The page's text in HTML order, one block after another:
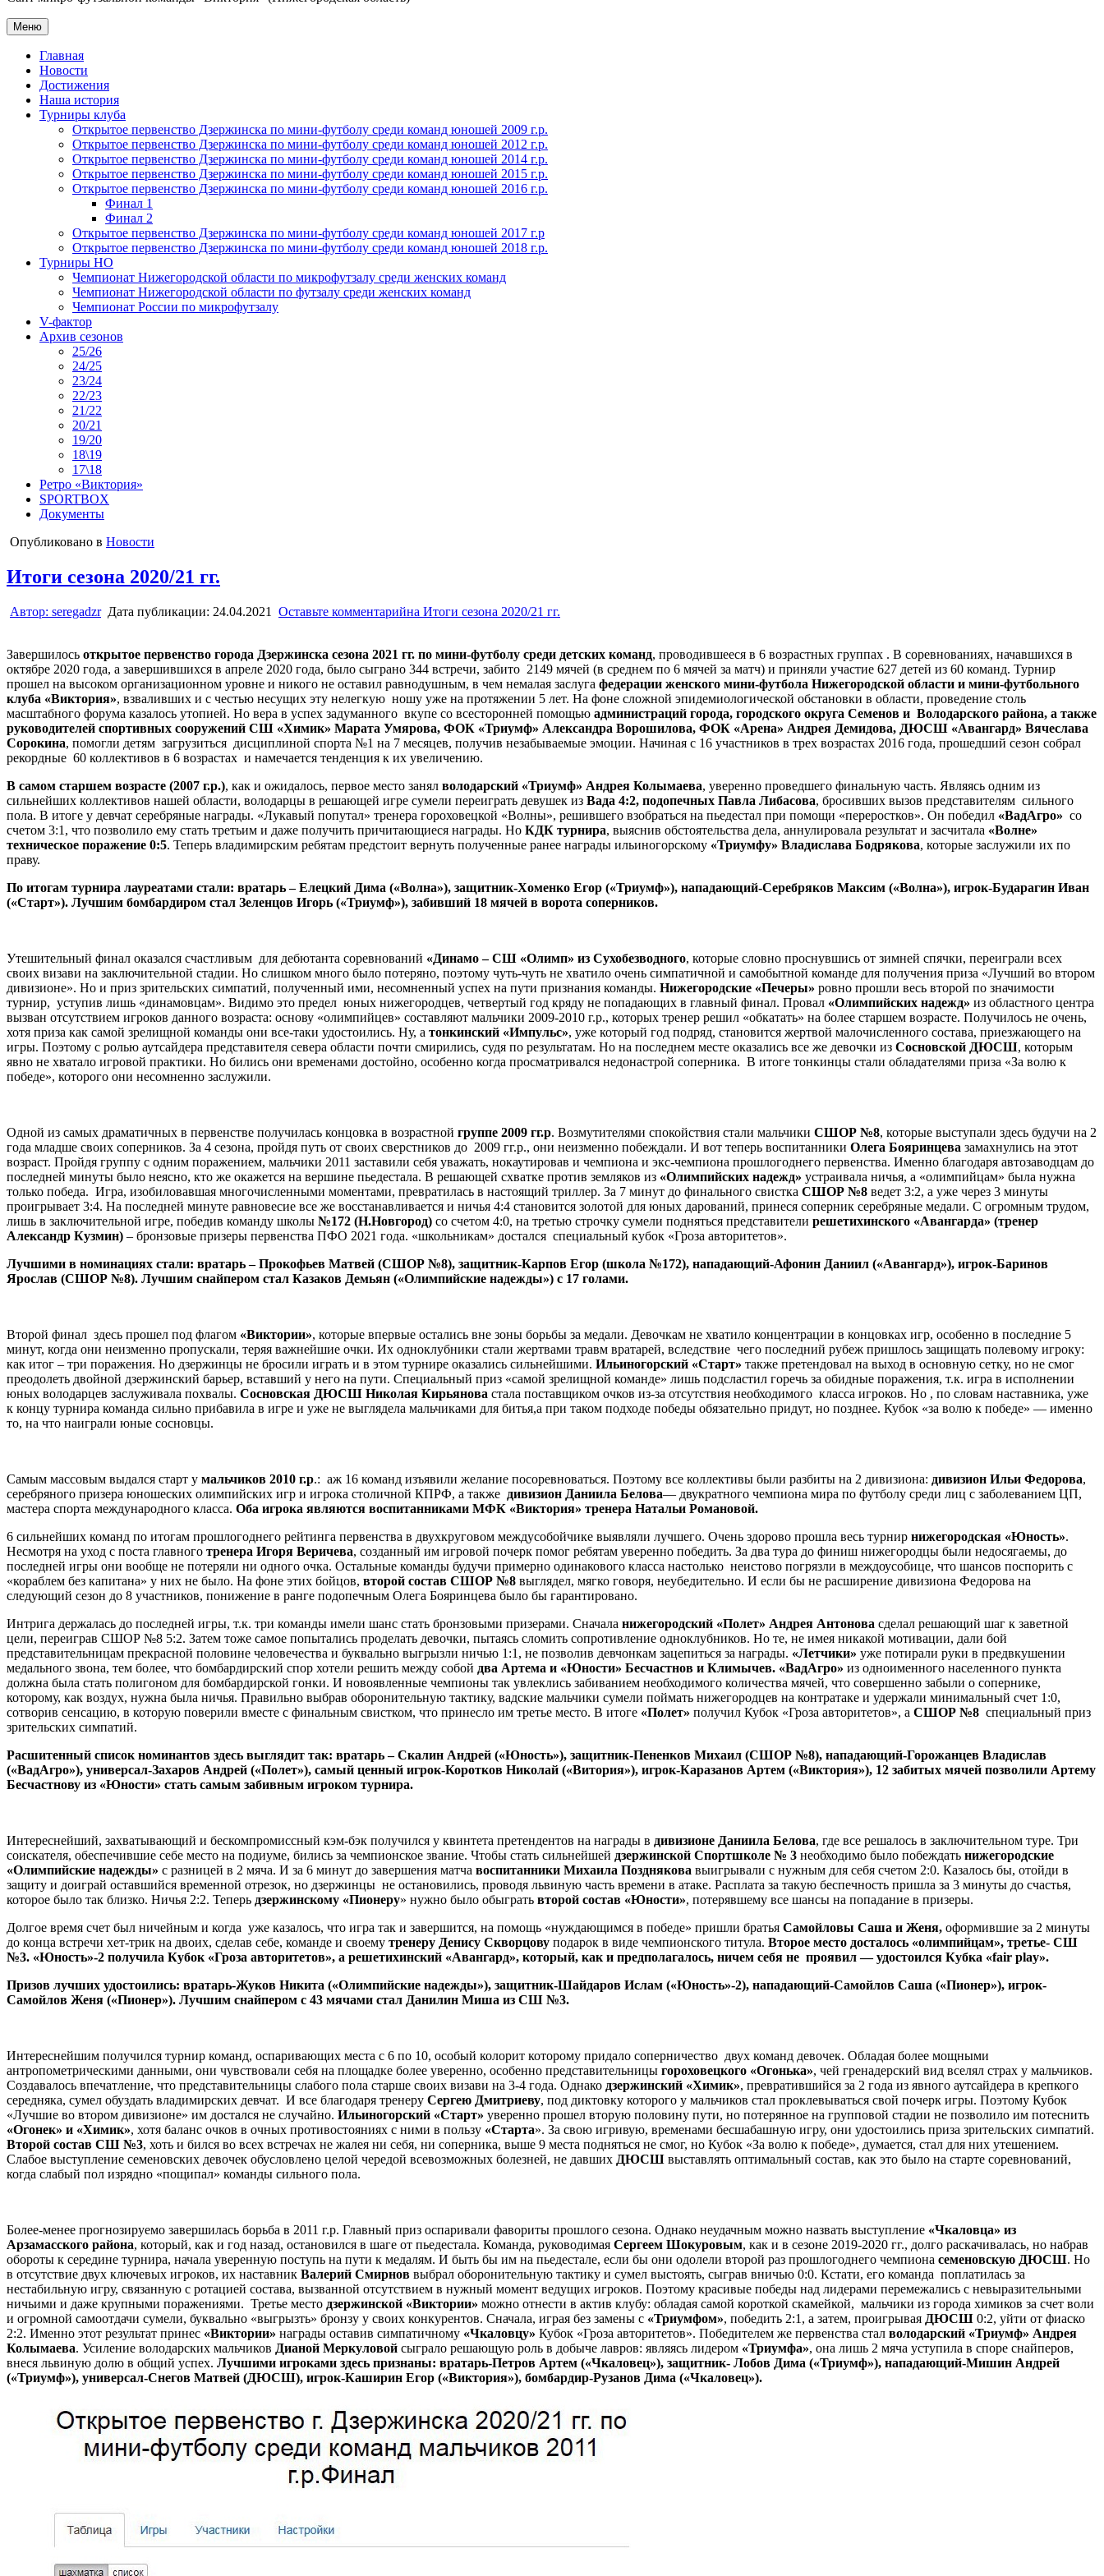
Меню
Главная
Новости
Достижения
Наша история
Турниры клуба
Открытое первенство Дзержинска по мини-футболу среди команд юношей 2009 г.р.
Открытое первенство Дзержинска по мини-футболу среди команд юношей 2012 г.р.
Открытое первенство Дзержинска по мини-футболу среди команд юношей 2014 г.р.
Открытое первенство Дзержинска по мини-футболу среди команд юношей 2015 г.р.
Открытое первенство Дзержинска по мини-футболу среди команд юношей 2016 г.р.
Финал 1
Финал 2
Открытое первенство Дзержинска по мини-футболу среди команд юношей 2017 г.р
Открытое первенство Дзержинска по мини-футболу среди команд юношей 2018 г.р.
Турниры НО
Чемпионат Нижегородской области по микрофутзалу среди женских команд
Чемпионат Нижегородской области по футзалу среди женских команд
Чемпионат России по микрофутзалу
V-фактор
Архив сезонов
25/26
24/25
23/24
22/23
21/22
20/21
19/20
18\19
17\18
Ретро «Виктория»
SPORTBOX
Документы
Опубликовано в Новости
Итоги сезона 2020/21 гг.
Автор: seregadzr Дата публикации: 24.04.2021 Оставьте комментарийна Итоги сезона 2020/21 гг.
Завершилось открытое первенство города Дзержинска сезона 2021 гг. по мини-футболу среди детских команд, проводившееся в 6 возрастных группах . В соревнованиях, начавшихся в
октябре 2020 года, а завершившихся в апреле 2020 года, было сыграно 344 встречи, забито 2149 мячей (в среднем по 6 мячей за матч) и приняли участие 627 детей из 60 команд. Турнир
прошел на высоком организационном уровне и никого не оставил равнодушным, в чем немалая заслуга федерации женского мини-футбола Нижегородской области и мини-футбольного
клуба «Виктория», взваливших и с честью несущих эту нелегкую ношу уже на протяжении 5 лет. На фоне сложной эпидемиологической обстановки в области, проведение столь
масштабного форума казалось утопией. Но вера в успех задуманного вкупе со всесторонней помощью администраций города, городского округа Семенов и Володарского района, а также
руководителей спортивных сооружений СШ «Химик» Марата Умярова, ФОК «Триумф» Александра Ворошилова, ФОК «Арена» Андрея Демидова, ДЮСШ «Авангард» Вячеслава
Сорокина, помогли детям загрузиться дисциплиной спорта №1 на 7 месяцев, получив незабываемые эмоции. Начиная с 16 участников в трех возрастах 2016 года, прошедший сезон собрал
рекордные 60 коллективов в 6 возрастах и намечается тенденция к их увеличению.
В самом старшем возрасте (2007 г.р.), как и ожидалось, первое место занял володарский «Триумф» Андрея Колымаева, уверенно проведшего финальную часть. Являясь одним из
сильнейших коллективов нашей области, володарцы в решающей игре сумели переиграть девушек из Вада 4:2, подопечных Павла Либасова, бросивших вызов представителям сильного
пола. В итоге у девчат серебряные награды. «Лукавый попутал» тренера гороховецкой «Волны», решившего взобраться на пьедестал при помощи «переростков». Он победил «ВадАгро» со
счетом 3:1, что позволило ему стать третьим и даже получить причитающиеся награды. Но КДК турнира, выяснив обстоятельства дела, аннулировала результат и засчитала «Волне»
техническое поражение 0:5. Теперь владимирским ребятам предстоит вернуть полученные ранее награды ильиногорскому «Триумфу» Владислава Бодрякова, которые заслужили их по
праву.
По итогам турнира лауреатами стали: вратарь – Елецкий Дима («Волна»), защитник-Хоменко Егор («Триумф»), нападающий-Серебряков Максим («Волна»), игрок-Бударагин Иван
(«Старт»). Лучшим бомбардиром стал Зеленцов Игорь («Триумф»), забивший 18 мячей в ворота соперников.
Утешительный финал оказался счастливым для дебютанта соревнований «Динамо – СШ «Олимп» из Сухобезводного, которые словно проснувшись от зимней спячки, переиграли всех
своих визави на заключительной стадии. Но слишком много было потеряно, поэтому чуть-чуть не хватило очень симпатичной и самобытной команде для получения приза «Лучший во втором
дивизионе». Но и приз зрительских симпатий, полученный ими, несомненный успех на пути признания команды. Нижегородские «Печеры» ровно прошли весь второй по значимости
турнир, уступив лишь «динамовцам». Видимо это предел юных нижегородцев, четвертый год кряду не попадающих в главный финал. Провал «Олимпийских надежд» из областного центра
вызван отсутствием игроков данного возраста: основу «олимпийцев» составляют мальчики 2009-2010 г.р., которых тренер решил «обкатать» на более старшем возрасте. Получилось не очень,
хотя приза как самой зрелищной команды они все-таки удостоились. Ну, а тонкинский «Импульс», уже который год подряд, становится жертвой малочисленного состава, приезжающего на
игры. Поэтому с ролью аутсайдера представителя севера области почти смирились, судя по результатам. Но на последнем месте оказались все же девочки из Сосновской ДЮСШ, которым
явно не хватало игровой практики. Но бились они временами достойно, особенно когда просматривался недонастрой соперника. В итоге тонкинцы стали обладателями приза «За волю к
победе», которого они несомненно заслужили.
Одной из самых драматичных в первенстве получилась концовка в возрастной группе 2009 гг.р. Возмутителями спокойствия стали мальчики СШОР №8, которые выступали здесь будучи на 2
года младше своих соперников. За 4 сезона, пройдя путь от своих сверстников до 2009 гг.р., они неизменно побеждали. И вот теперь воспитанники Олега Бояринцева замахнулись на этот
возраст. Пройдя группу с одним поражением, мальчики 2011 заставили себя уважать, нокаутировав и чемпиона и экс-чемпиона прошлогоднего первенства. Именно благодаря автозаводцам до
последней минуты было неясно, кто же окажется на вершине пьедестала. В решающей схватке против земляков из «Олимпийских надежд» устраивала ничья, а «олимпийцам» была нужна
только победа. Игра, изобиловавшая многочисленными моментами, превратилась в настоящий триллер. За 7 минут до финального свистка СШОР №8 ведет 3:2, а уже через 3 минуты
проигрывает 3:4. На последней минуте равновесие все же восстанавливается и ничья 4:4 становится золотой для юных дарований, принеся соперник серебряные медали. С огромным трудом,
лишь в заключительной игре, победив команду школы №172 (Н.Новгород) со счетом 4:0, на третью строчку сумели подняться представители решетихинского «Авангарда» (тренер
Александр Кузмин) – бронзовые призеры первенства ПФО 2021 года. «школьникам» достался специальный кубок «Гроза авторитетов».
Лучшими в номинациях стали: вратарь – Прокофьев Матвей (СШОР №8), защитник-Карпов Егор (школа №172), нападающий-Афонин Даниил («Авангард»), игрок-Баринов
Ярослав (СШОР №8). Лучшим снайпером стал Казаков Демьян («Олимпийские надежды») с 17 голами.
Второй финал здесь прошел под флагом «Виктории», которые впервые остались вне зоны борьбы за медали. Девочкам не хватило концентрации в концовках игр, особенно в последние 5
минут, когда они неизменно пропускали, теряя важнейшие очки. Их одноклубники стали жертвами травм вратарей, вследствие чего последний рубеж пришлось защищать полевому игроку:
как итог – три поражения. Но дзержинцы не бросили играть и в этом турнире оказались сильнейшими. Ильиногорский «Старт» также претендовал на выход в основную сетку, но не смог
преодолеть двойной дзержинский барьер, вставший у него на пути. Специальный приз «самой зрелищной команде» лишь подсластил горечь за обидные поражения, т.к. игра в исполнении
юных володарцев заслуживала похвалы. Сосновская ДЮСШ Николая Кирьянова стала поставщиком очков из-за отсутствия необходимого класса игроков. Но , по словам наставника, уже
к концу турнира команда сильно прибавила в игре и уже не выглядела мальчиками для битья,а при таком подходе победы обязательно придут, но позднее. Кубок «за волю к победе» — именно
то, на что наиграли юные сосновцы.
Самым массовым выдался старт у мальчиков 2010 г.р.: аж 16 команд изъявили желание посоревноваться. Поэтому все коллективы были разбиты на 2 дивизиона: дивизион Ильи Федорова,
серебряного призера юношеских олимпийских игр и игрока столичной КПРФ, а также дивизион Даниила Белова— двукратного чемпиона мира по футболу среди лиц с заболеванием ЦП,
мастера спорта международного класса. Оба игрока являются воспитанниками МФК «Виктория» тренера Натальи Романовой.
6 сильнейших команд по итогам прошлогоднего рейтинга первенства в двухкруговом междусобойчике выявляли лучшего. Очень здорово прошла весь турнир нижегородская «Юность».
Несмотря на уход с поста главного тренера Игоря Веричева, созданный им игровой почерк помог ребятам уверенно победить. За два тура до финиш нижегородцы были недосягаемы, до
последней игры они вообще не потеряли ни одного очка. Остальные команды будучи примерно одинакового класса настолько неистово погрязли в междоусобице, что шансов поспорить с
«кораблем без капитана» у них не было. На фоне этих бойцов, второй состав СШОР №8 выглядел, мягко говоря, неубедительно. И если бы не расширение дивизиона Федорова на
следующий сезон до 8 участников, понижение в ранге подопечным Олега Бояринцева было бы гарантировано.
Интрига держалась до последней игры, т.к. три команды имели шанс стать бронзовыми призерами. Сначала нижегородский «Полет» Андрея Антонова сделал решающий шаг к заветной
цели, переиграв СШОР №8 5:2. Затем тоже самое попытались проделать девочки, пытаясь сломить сопротивление одноклубников. Но те, не имея никакой мотивации, дали бой
представительницам прекрасной половине человечества и буквально выгрызли ничью 1:1, не позволив девчонкам зацепиться за награды. «Летчики» уже потирали руки в предвкушении
медального звона, тем более, что бомбардирский спор хотели решить между собой два Артема и «Юности» Бесчастнов и Климычев. «ВадАгро» из одноименного населенного пункта
должна была стать полигоном для бомбардирской гонки. И новоявленные чемпионы так увлеклись забиванием необходимого количества мячей, что совершенно забыли о сопернике,
которому, как воздух, нужна была ничья. Правильно выбрав оборонительную тактику, вадские мальчики сумели поймать нижегородцев на контратаке и удержали минимальный счет 1:0,
сотворив сенсацию, в которую поверили вместе с финальным свистком, что принесло им третье место. В итоге «Полет» получил Кубок «Гроза авторитетов», а СШОР №8 специальный приз
зрительских симпатий.
Расшитенный список номинантов здесь выглядит так: вратарь – Скалин Андрей («Юность»), защитник-Пененков Михаил (СШОР №8), нападающий-Горожанцев Владислав
(«ВадАгро»), универсал-Захаров Андрей («Полет»), самый ценный игрок-Коротков Николай («Витория»), игрок-Каразанов Артем («Виктория»), 12 забитых мячей позволили Артему
Бесчастнову из «Юности» стать самым забивным игроком турнира.
Интереснейший, захватывающий и бескомпромиссный кэм-бэк получился у квинтета претендентов на награды в дивизионе Даниила Белова, где все решалось в заключительном туре. Три
соискателя, обеспечившие себе место на подиуме, бились за чемпионское звание. Чтобы стать сильнейшей дзержинской Спортшколе № 3 необходимо было побеждать нижегородские
«Олимпийские надежды» с разницей в 2 мяча. И за 6 минут до завершения матча воспитанники Михаила Позднякова выигрывали с нужным для себя счетом 2:0. Казалось бы, отойди в
защиту и доиграй оставшийся временной отрезок, но дзержинцы не остановились, проводя львиную часть времени в атаке. Расплата за такую беспечность пришла за 3 минуты до счастья,
которое было так близко. Ничья 2:2. Теперь дзержинскому «Пионеру» нужно было обыграть второй состав «Юности», потерявшему все шансы на попадание в призеры.
Долгое время счет был ничейным и когда уже казалось, что игра так и завершится, на помощь «нуждающимся в победе» пришли братья Самойловы Саша и Женя, оформившие за 2 минуты
до конца встречи хет-трик на двоих, сделав себе, команде и своему тренеру Денису Скворцову подарок в виде чемпионского титула. Второе место досталось «олимпийцам», третье- СШ
№3. «Юность»-2 получила Кубок «Гроза авторитетов», а решетихинский «Авангард», который, как и предполагалось, ничем себя не проявил — удостоился Кубка «fair play».
Призов лучших удостоились: вратарь-Жуков Никита («Олимпийские надежды»), защитник-Шайдаров Ислам («Юность»-2), нападающий-Самойлов Саша («Пионер»), игрок-
Самойлов Женя («Пионер»). Лучшим снайпером с 43 мячами стал Данилин Миша из СШ №3.
Интереснейшим получился турнир команд, оспаривающих места с 6 по 10, особый колорит которому придало соперничество двух команд девочек. Обладая более мощными
антропометрическими данными, они чувствовали себя на площадке более уверенно, особенно представительницы гороховецкого «Огонька», чей гренадерский вид вселял страх у мальчиков.
Создавалось впечатление, что представительницы слабого пола старше своих визави на 3-4 года. Однако дзержинский «Химик», превратившийся за 2 года из явного аутсайдера в крепкого
середняка, сумел обуздать владимирских девчат. И все благодаря тренеру Сергею Дмитриеву, под диктовку которого у мальчиков стал проклевываться свой почерк игры. Поэтому Кубок
«Лучшие во втором дивизионе» им достался не случайно. Ильиногорский «Старт» уверенно прошел вторую половину пути, но потерянное на групповой стадии не позволило им потеснить
«Огонек» и «Химик», хотя баланс очков в очных противостояниях с ними в пользу «Старта». За свою игривую, временами бесшабашную игру, они удостоились приза зрительских симпатий.
Второй состав СШ №3, хоть и бился во всех встречах не жалея ни себя, ни соперника, выше 9 места подняться не смог, но Кубок «За волю к победе», думается, стал для них утешением.
Слабое выступление семеновских девочек обусловлено целой чередой всевозможных болезней, не давших ДЮСШ выставлять оптимальный состав, как это было на старте соревнований,
когда слабый пол изрядно «пощипал» команды сильного пола.
Более-менее прогнозируемо завершилась борьба в 2011 г.р. Главный приз оспаривали фавориты прошлого сезона. Однако неудачным можно назвать выступление «Чкаловца» из
Арзамасского района, который, как и год назад, остановился в шаге от пьедестала. Команда, руководимая Сергеем Шокуровым, как и в сезоне 2019-2020 гг., долго раскачивалась, но набрав
обороты к середине турнира, начала уверенную поступь на пути к медалям. И быть бы им на пьедестале, если бы они одолели второй раз прошлогоднего чемпиона семеновскую ДЮСШ. Но
в отсутствие двух ключевых игроков, их наставник Валерий Смирнов выбрал оборонительную тактику и сумел выстоять, сыграв вничью 0:0. Кстати, его команда поплатилась за
нестабильную игру, связанную с ротацией состава, вызванной отсутствием в нужный момент ведущих игроков. Поэтому красивые победы над лидерами перемежались с невыразительными
ничьими и даже крупными поражениями. Третье место дзержинской «Виктории» можно отнести в актив клубу: обладая самой короткой скамейкой, мальчики из города химиков за счет воли
и огромной самоотдачи сумели, буквально «выгрызть» бронзу у своих конкурентов. Сначала, играя без замены с «Триумфом», победить 2:1, а затем, проигрывая ДЮСШ 0:2, уйти от фиаско
2:2. Именно этот результат принес «Виктории» награды оставив симпатичному «Чкаловцу» Кубок «Гроза авторитетов». Победителем же первенства стал володарский «Триумф» Андрея
Колымаева. Усиление володарских мальчиков Дианой Меркуловой сыграло решающую роль в добыче лавров: являясь лидером «Триумфа», она лишь 2 мяча уступила в споре снайперов,
внеся львиную долю в общий успех. Лучшими игроками здесь признаны: вратарь-Петров Артем («Чкаловец»), защитник- Лобов Дима («Триумф»), нападающий-Мишин Андрей
(«Триумф»), универсал-Снегов Матвей (ДЮСШ), игрок-Каширин Егор («Виктория»), бомбардир-Рузанов Дима («Чкаловец»).